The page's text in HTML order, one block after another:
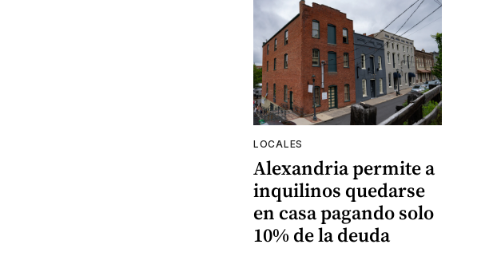
LOCALES
Alexandria permite a
inquilinos quedarse
en casa pagando solo
10% de la deuda